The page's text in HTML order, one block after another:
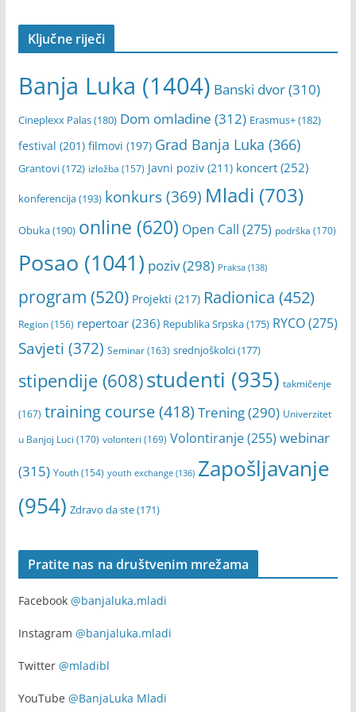
Ključne riječi
Banja Luka (1404) Banski dvor(310)
Cineplexx Palas(180) Dom omladine (312) Erasmus+(182)
festival (201) filmovi (197) Grad Banja Luka (366)
Grantovi(172) izložba (157) Javni poziv(211) koncert(252)
konferencija(193) konkurs(369) Mladi (703)
Obuka(190) online (620) Open Call (275) podrška (170)
Posao (1041) poziv(298) Praksa(138)
program (520) Projekti (217) Radionica (452)
Region(156) repertoar(236) Republika Srpska(175) RYCO(275)
Savjeti (372) Seminar(163) srednjoškolci(177)
stipendije(608)studenti (935) takmičenje
(167) training course(418) Trening(290) Univerzitet
u Banjoj Luci (170) volonteri (169) Volontiranje(255) webinar
(315) Youth(154) youth exchange(136) Zapošljavanje
(954) Zdravo da ste(171)
Pratite nas na društvenim mrežama
Facebook @banjaluka.mladi
Instagram @banjaluka.mladi
Twitter @mladibl
YouTube @BanjaLuka Mladi